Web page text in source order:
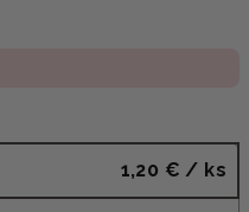
1,20 € / ks